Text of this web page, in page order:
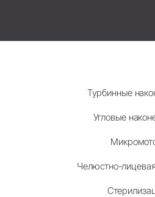
Турбинные
Угловые
Челюстно-